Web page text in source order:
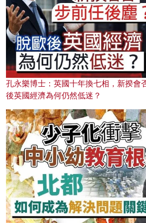
孔永樂博士：英國十年換七相，新揆會
後英國經濟為何仍然低迷？